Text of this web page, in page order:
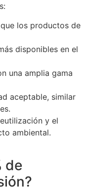
los productos de
disponibles en el
una amplia gama
aceptable, similar
y el
ambiental.
de